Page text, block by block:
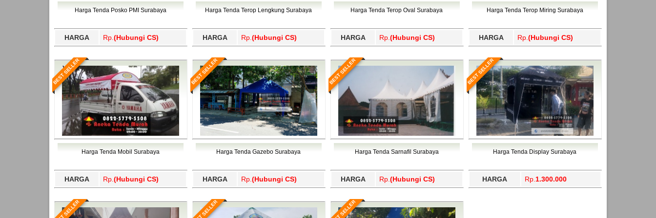
Bawang Barat, Tulangbawang, Tulungagung, Wajo, Wakatobi, Waropen, Way Kanan, Wonogiri, Wonosobo, Yahukimo, Yalimo, Yogyakarta.
Harga Tenda Posko PMI Surabaya
HARGA Rp. (Hubungi CS)
Harga Tenda Terop Lengkung Surabaya
HARGA Rp. (Hubungi CS)
Harga Tenda Terop Oval Surabaya
HARGA Rp. (Hubungi CS)
Harga Tenda Terop Miring Surabaya
HARGA Rp. (Hubungi CS)
BEST SELLER
Harga Tenda Mobil Surabaya
HARGA Rp. (Hubungi CS)
BEST SELLER
Harga Tenda Gazebo Surabaya
HARGA Rp. (Hubungi CS)
BEST SELLER
Harga Tenda Sarnafil Surabaya
HARGA Rp. (Hubungi CS)
BEST SELLER
Harga Tenda Display Surabaya
HARGA Rp. 1.300.000